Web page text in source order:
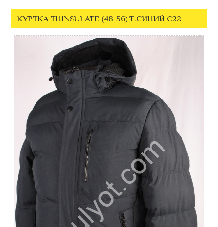
КУРТКА THINSULATE (48-56) Т.СИНИЙ C22